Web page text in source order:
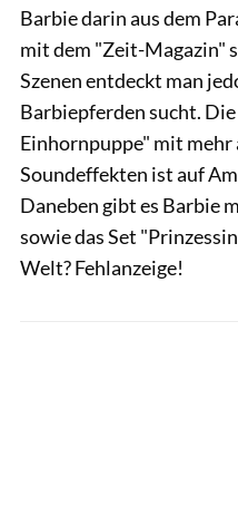
Barbie darin aus dem
mit dem "Zeit-Magazin"
Szenen entdeckt man
Barbiepferden sucht.
Einhornpuppe" mit mehr
Soundeffekten ist auf
Daneben gibt es Barbie
sowie das Set
Welt? Fehlanzeige!